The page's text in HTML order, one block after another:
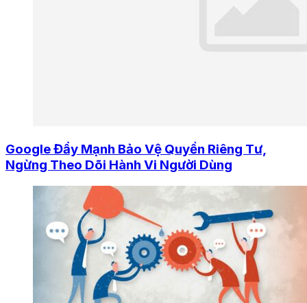
Google Đẩy Mạnh Bảo Vệ Quyền Riêng Tư,
Ngừng Theo Dõi Hành Vi Người Dùng